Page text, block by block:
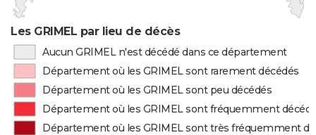
Les GRIMEL par lieu de décès
Aucun GRIMEL n'est décédé dans ce département
Département où les GRIMEL sont rarement décédés
Département où les GRIMEL sont peu décédés
Département où les GRIMEL sont fréquemment
Département où les GRIMEL sont très fréquemment